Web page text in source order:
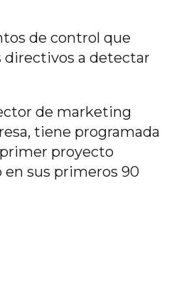
de control que
directivos a detectar
de marketing
tiene programada
proyecto
sus primeros 90